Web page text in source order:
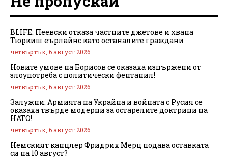
BLIFE: Пеевски отказа частните джетове и хвана
Тюркиш еърлайнс като останалите граждани
четвъртък, 6 август 2026
Новите умове на Борисов се оказаха изпържени от
злоупотреба с политически фентанил!
четвъртък, 6 август 2026
Залужни: Армията на Украйна и войната с Русия се
оказаха твърде модерни за остарелите доктрини на
НАТО!
четвъртък, 6 август 2026
Немският канцлер Фридрих Мерц подава оставката
си на 10 август?